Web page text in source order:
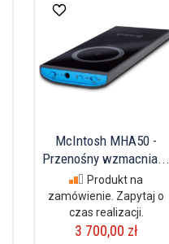
McIntosh MHA50 -
Przenośny wzmacnia...
Produkt na
zamówienie. Zapytaj o
czas realizacji.
3 700,00 zł